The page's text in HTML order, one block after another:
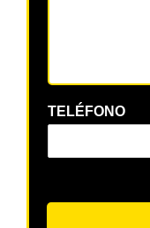
TELÉFONO